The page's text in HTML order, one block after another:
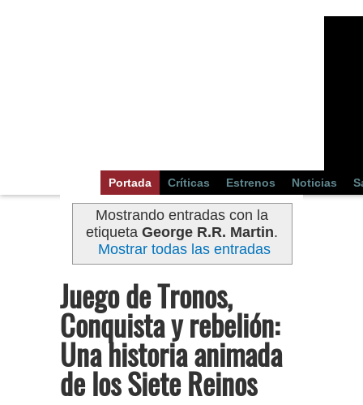
Portada Críticas Estrenos Noticias
Mostrando entradas con la
etiqueta George R.R. Martin.
Mostrar todas las entradas
Juego de Tronos,
Conquista y rebelión:
Una historia animada
de los Siete Reinos